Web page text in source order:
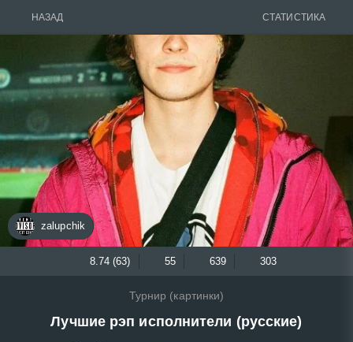
НАЗАД СТАТИСТИКА
zalupchik
8.74 (63) 55 639 303
Турнир (картинки)
Лучшие рэп исполнители (русские)